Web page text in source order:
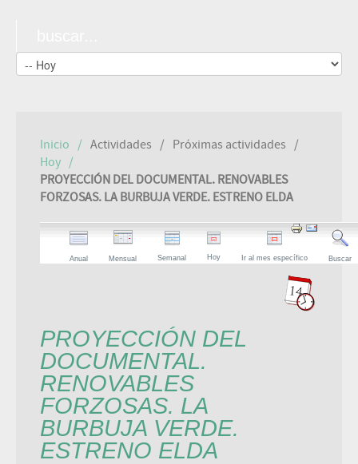
Inicio Actividades
Próximas actividades
Hoy
PROYECCIÓN DEL DOCUMENTAL. RENOVABLES
FORZOSAS. LA BURBUJA VERDE. ESTRENO ELDA
Anual Mensual Semanal Hoy Ir al mes específico Buscar
PROYECCIÓN DEL
DOCUMENTAL.
RENOVABLES
FORZOSAS. LA
BURBUJA VERDE.
ESTRENO ELDA